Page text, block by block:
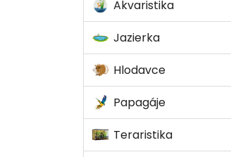
Akvaristika
Jazierka
Hlodavce
Papagáje
Teraristika